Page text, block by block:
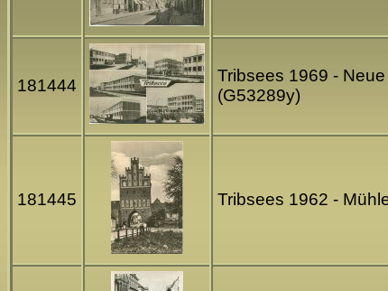
181444
Tribsees 1969 -
(G53289y)
181445 Tribsees 1962 -